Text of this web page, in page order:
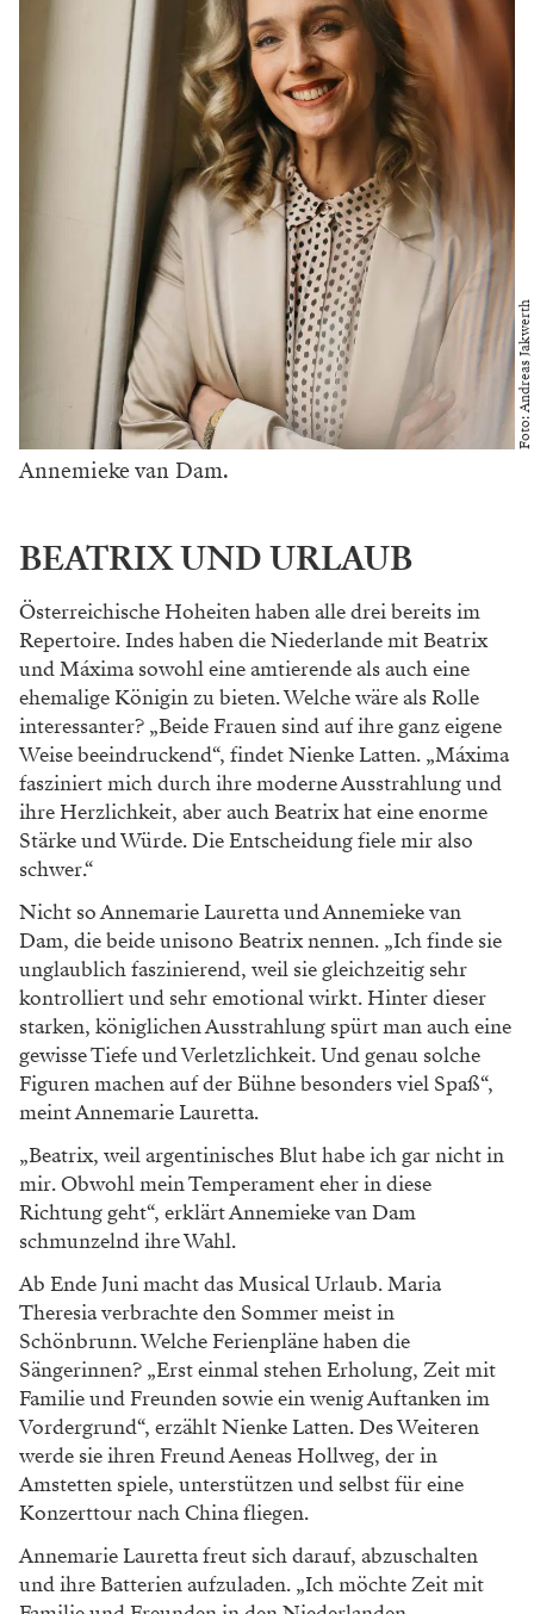
Foto: Andreas Jakwerth
Annemieke van Dam.
BEATRIX UND URLAUB
Österreichische Hoheiten haben alle drei bereitsim
Repertoire. Indes haben die Niederlande mitBeatrix
und Máxima sowohl eine amtierende alsauch eine
ehemalige Königin zu bieten. Welchewäre als Rolle
interessanter? „Beide Frauen sindauf ihre ganz eigene
Weise beeindruckend“, findet Nienke Latten. „Máxima
fasziniert michdurch ihre moderne Ausstrahlung und
ihreHerzlichkeit, aber auch Beatrix hat eine enorme
Stärke und Würde. Die Entscheidung fiele miralso
schwer.“
Nicht so Annemarie Laurettaund Annemieke van
Dam, die beide unisono Beatrix nennen. „Ich finde sie
unglaublich faszinierend, weil sie gleichzeitig sehr
kontrolliertund sehr emotional wirkt. Hinter dieser
starken, königlichen Ausstrahlung spürt man auch eine
gewisse Tiefe und Verletzlichkeit. Und genau solche
Figuren machen auf der Bühne besondersviel Spaß“,
meint Annemarie Lauretta.
„Beatrix, weil argentinisches Blut habe ich gar nicht in
mir. Obwohl mein Temperament eher in diese
Richtung geht“, erklärt Annemieke van Dam
schmunzelnd ihre Wahl.
Ab Ende Juni macht das Musical Urlaub.Maria
Theresia verbrachte den Sommer meistin
Schönbrunn. Welche Ferienpläne haben die
Sängerinnen? „Erst einmal stehen Erholung, Zeitmit
Familie und Freunden sowie ein wenig Auftanken im
Vordergrund“, erzählt Nienke Latten.Des Weiteren
werde sie ihren Freund AeneasHollweg, der in
Amstetten spiele, unterstützenund selbst für eine
Konzerttour nach Chinafliegen.
Annemarie Lauretta freut sich darauf, abzuschalten
und ihre Batterien aufzuladen. „Ichmöchte Zeit mit